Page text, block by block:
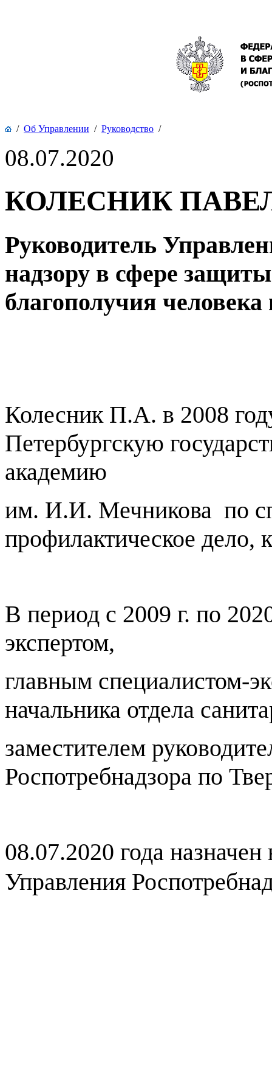
/ Об Управлении / Руководство /
08.07.2020
КОЛЕСНИК
Руководитель
надзору в сфере
благополучия
Колесник П.А. в 2008
Петербургскую
академию
им. И.И. Мечникова по
профилактическое дело,
В период с 2009 г. по
экспертом,
главным специалистом-
начальника отдела
заместителем
Роспотребнадзора по
08.07.2020 года
Управления